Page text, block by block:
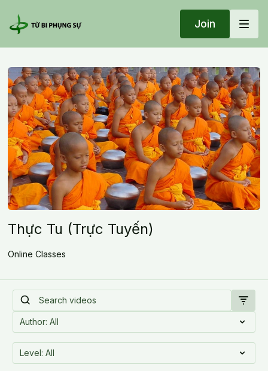
Join
Thực Tu (Trực Tuyến)
Online Classes